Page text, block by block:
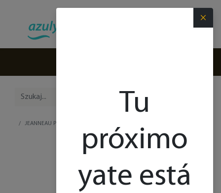
JEANNEAU PRESTIGE 34
×
Tu
próximo
yate está